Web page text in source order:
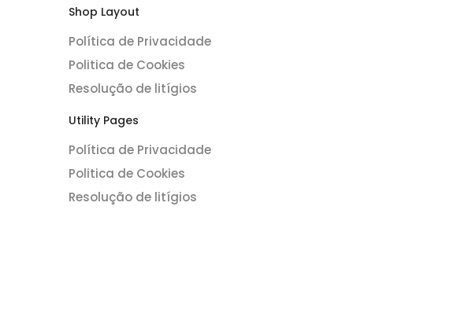
Shop Layout
Política de Privacidade
Politica de Cookies
Resolução de litígios
Utility Pages
Política de Privacidade
Politica de Cookies
Resolução de litígios